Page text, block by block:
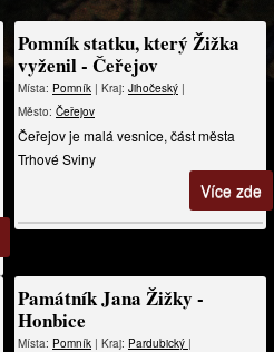
Pomník statku, který Žižka
vyženil - Čeřejov
Místa: Pomník | Kraj: Jihočeský |
Město: Čeřejov
Čeřejov je malá vesnice, část města
Trhové Sviny
Více zde
Památník Jana Žižky -
Honbice
Místa: Pomník | Kraj: Pardubický |